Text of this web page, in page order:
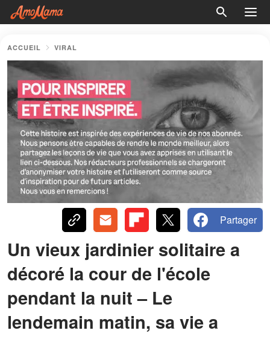
ACCUEIL VIRAL
Partager
Un vieux jardinier solitaire a
décoré la cour de l'école
pendant la nuit – Le
lendemain matin, sa vie a